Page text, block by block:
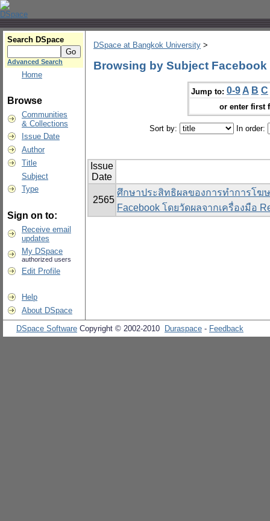
Search DSpace
Advanced Search
Home
Browse
Communities
& Collections
Issue Date
Author
Title
Subject
Type
Sign on to:
Receive email
updates
My DSpace
authorized users
Edit Profile
Help
About DSpace
DSpace at Bangkok University >
Browsing by Subject
Jump to: 0-9 A B C
or enter first
Sort by: In order:
Issue
Date
2565
ศึกษาประสิทธิผลของการทำการโ
Facebook โดยวัดผลจากเครื่องมือ
DSpace Software Copyright © 2002-2010 Duraspace - Feedback